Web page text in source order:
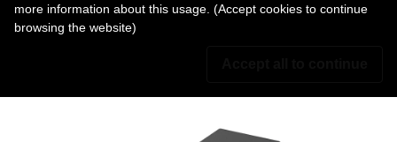
more information about this usage. (Accept cookies to continue
browsing the website)